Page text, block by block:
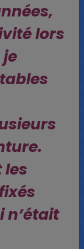
lors
s
les
n’était